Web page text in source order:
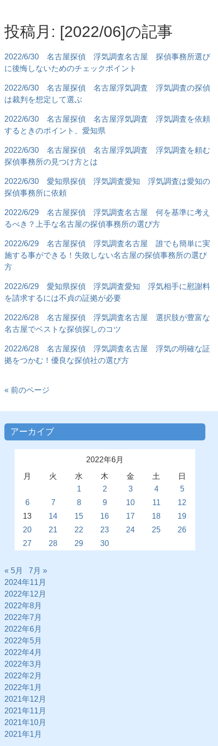
投稿月: [2022/06]の記事
2022/6/30
名古屋探偵 浮気調査名古屋 探偵事務所選び
に後悔しないためのチェックポイント
2022/6/30
名古屋探偵 名古屋浮気調査 浮気調査の探偵
は裁判を想定して選ぶ
2022/6/30
名古屋探偵 名古屋浮気調査 浮気調査を依頼
するときのポイント、愛知県
2022/6/30
名古屋探偵 名古屋浮気調査 浮気調査を頼む
探偵事務所の見つけ方とは
2022/6/30
愛知県探偵 浮気調査愛知 浮気調査は愛知の
探偵事務所に依頼
2022/6/29
名古屋探偵 浮気調査名古屋 何を基準に考え
るべき？上手な名古屋の探偵事務所の選び方
2022/6/29
名古屋探偵 浮気調査名古屋 誰でも簡単に実
施する事ができる！失敗しない名古屋の探偵事務所の選び
方
2022/6/29
愛知県探偵 浮気調査愛知 浮気相手に慰謝料
を請求するには不貞の証拠が必要
2022/6/28
名古屋探偵 浮気調査名古屋 選択肢が豊富な
名古屋でベストな探偵探しのコツ
2022/6/28
名古屋探偵 浮気調査名古屋 浮気の明確な証
拠をつかむ！優良な探偵社の選び方
« 前のページ
アーカイブ
2022年6月
月
火 水 木 金 土
日
1
2 3 4
5
6
7 8 9 10 11
12
13
14 15 16 17 18
19
20
21 22 23 24 25
26
27
28 29 30
« 5月
7月 »
2024年11月
2022年12月
2022年8月
2022年7月
2022年6月
2022年5月
2022年4月
2022年3月
2022年2月
2022年1月
2021年12月
2021年11月
2021年10月
2021年1月